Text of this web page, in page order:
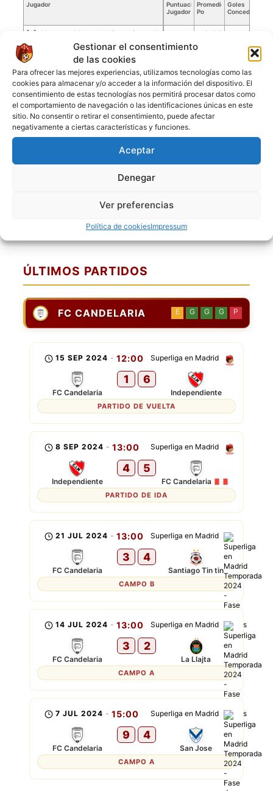
Gestionar el consentimiento
de las cookies
Para ofrecer las mejores experiencias, utilizamos tecnologías como las
cookies para almacenar y/o acceder a la información del dispositivo. El
consentimiento de estas tecnologías nos permitirá procesar datos como
el comportamiento de navegación o las identificaciones únicas en este
sitio. No consentir o retirar el consentimiento, puede afectar
negativamente a ciertas características y funciones.
Aceptar
Denegar
Ver preferencias
Política de cookiesImpressum
Jugador
Puntuación
Jugador
Promedio
Po
Goles
Concedidos
[1] Alponzo Nestor Uriona Soto 0.02 1
Jugador
Puntuación
Jugador
[7] Luis Tomas
[9] Sebastian Acha
[10] Precius Moses Etele
[15] Steven Eduardo
[69] Gustavo Basualdo
Jugadores de campo
ÚLTIMOS PARTIDOS
FC CANDELARIA E G G G P
Superliga en Madrid
15 SEP 2024 - 12:00
FC Candelaria
1 6
Independiente
PARTIDO DE VUELTA
Superliga en Madrid
8 SEP 2024 - 13:00
Independiente
4 5
FC Candelaria
PARTIDO DE IDA
Superliga en Madrid
21 JUL 2024 - 13:00
FC Candelaria
3 4
Santiago Tin tin
CAMPO B
Superliga en Madrid
14 JUL 2024 - 13:00
FC Candelaria
3 2
La Llajta
CAMPO A
Superliga en Madrid
7 JUL 2024 - 15:00
FC Candelaria
9 4
San Jose
CAMPO A